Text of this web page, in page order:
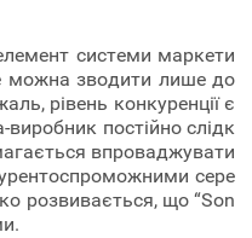
системи маркети
можна зводити лише до
рівень конкуренції є
постійно слідк
впроваджувати
сере
розвивається, що “Son